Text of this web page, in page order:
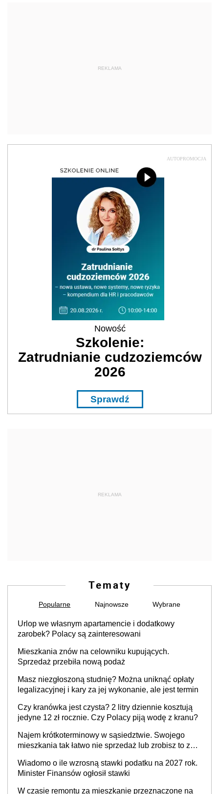
REKLAMA
AUTOPROMOCJA
Nowość
Szkolenie:
Zatrudnianie cudzoziemców
2026
Sprawdź
REKLAMA
Tematy
Popularne Najnowsze Wybrane
Urlop we własnym apartamencie i dodatkowy
zarobek? Polacy są zainteresowani
Mieszkania znów na celowniku kupujących.
Sprzedaż przebiła nową podaż
Masz niezgłoszoną studnię? Można uniknąć opłaty
legalizacyjnej i kary za jej wykonanie, ale jest termin
Czy kranówka jest czysta? 2 litry dziennie kosztują
jedyne 12 zł rocznie. Czy Polacy piją wodę z kranu?
Najem krótkoterminowy w sąsiedztwie. Swojego
mieszkania tak łatwo nie sprzedaż lub zrobisz to ze
Wiadomo o ile wzrosną stawki podatku na 2027 rok.
Minister Finansów ogłosił stawki
W czasie remontu za mieszkanie przeznaczone na